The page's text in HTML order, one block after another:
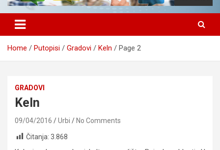
e
t
Home Putopisi Gradovi Keln Page 2
GRADOVI
Keln
09/04/2016 Urbi No Comments
Čitanja: 3.868